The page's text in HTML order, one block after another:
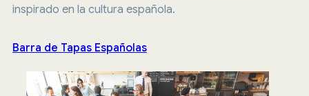
inspirado en la cultura española.
Barra de Tapas Españolas